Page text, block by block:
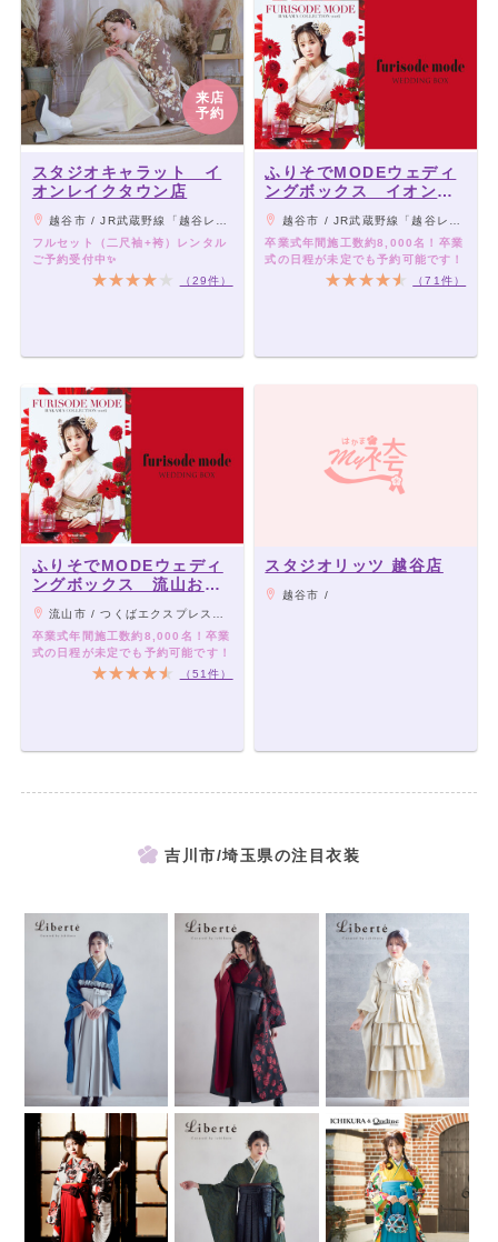
来店
予約
スタジオキャラット イ
オンレイクタウン店
越谷市 / JR武蔵野線「越谷レイクタウン駅」より直結
フルセット（二尺袖+袴）レンタル
ご予約受付中✨
（29件）
ふりそでMODEウェディ
ングボックス イオンレ
イクタウンkaze店
越谷市 / JR武蔵野線「越谷レイクタウン駅」直結
卒業式年間施工数約8,000名！卒業
式の日程が未定でも予約可能です！
（71件）
ふりそでMODEウェディ
ングボックス 流山おお
たかの森S・C店
流山市 / つくばエクスプレス・東武アーバンパークライン「流山おおたかの森駅」から徒歩5分
卒業式年間施工数約8,000名！卒業
式の日程が未定でも予約可能です！
（51件）
スタジオリッツ 越谷店
越谷市 /
吉川市/埼玉県の注目衣装